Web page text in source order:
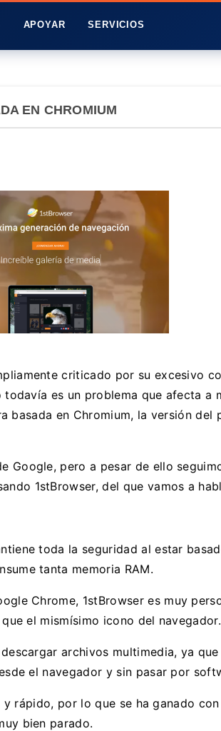
APOYAR SERVICIOS
EN CHROMIUM
criticado por su excesivo
es un problema que afecta a
basada en Chromium, la versión
Google, pero a pesar de ello
1stBrowser, del que vamos a
toda la seguridad al estar
tanta memoria RAM.
Chrome, 1stBrowser es muy
el mismísimo icono del navegador.
archivos multimedia, ya
el navegador y sin pasar por
rápido, por lo que se ha ganado
bien parado.